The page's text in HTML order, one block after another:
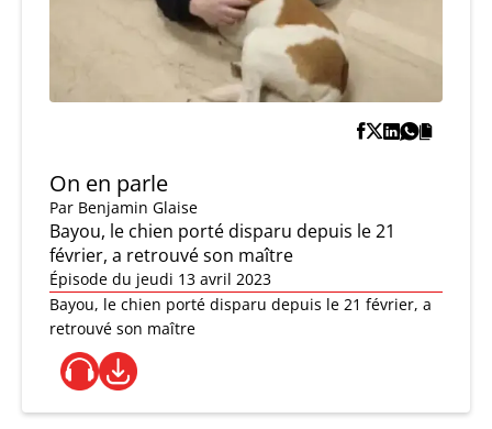
On en parle
Par Benjamin Glaise
Bayou, le chien porté disparu depuis le 21
février, a retrouvé son maître
Épisode du jeudi 13 avril 2023
Bayou, le chien porté disparu depuis le 21 février, a
retrouvé son maître